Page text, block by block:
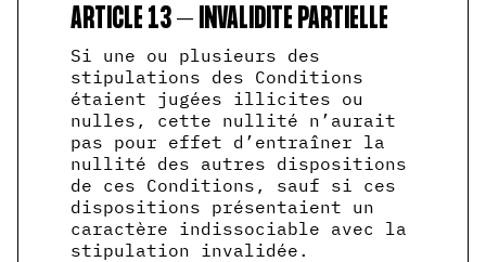
ARTICLE 13 – INVALIDITE PARTIELLE
Si une ou plusieurs des
stipulations des Conditions
étaient jugées illicites ou
nulles, cette nullité n’aurait
pas pour effet d’entraîner la
nullité des autres dispositions
de ces Conditions, sauf si ces
dispositions présentaient un
caractère indissociable avec la
stipulation invalidée.